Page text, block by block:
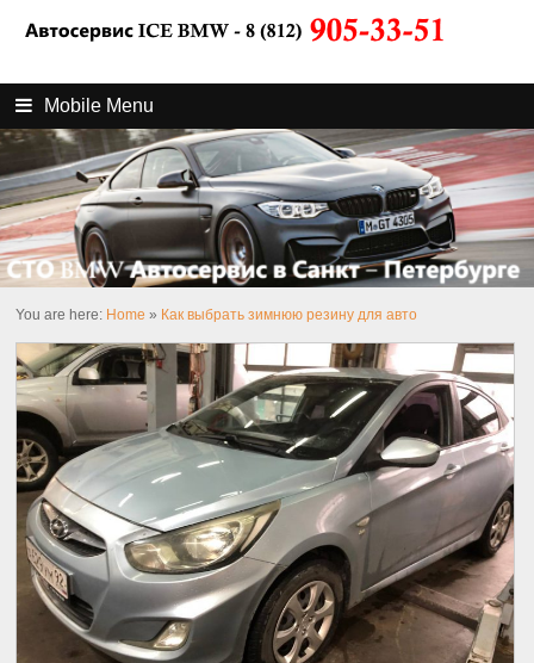
Mobile Menu
You are here: Home » Как выбрать зимнюю резину для авто